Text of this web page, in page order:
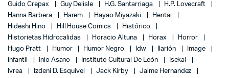
Guido Crepax
Guy Delisle H.G. Santarriaga
H.P. Lovecraft
Hanna Barbera
Harem Hayao Miyazaki
Hentai
Hideshi Hino
Hill House Comics
Histórico
Historietas Hidrocalidas
Horacio Altuna Horax
Horror
Hugo Pratt
Humor Humor Negro Idw Ilarión
Image
Infantil
Inio Asano Instituto Cultural De León
Isekai
Ivrea
Izdení D. Esquivel Jack Kirby
Jaime Hernandez